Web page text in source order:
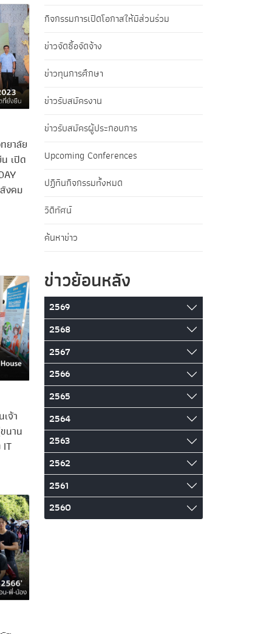
ยาลัย
เปิด
งคม
จ้า
นาน
IT
กิจกรรมการเปิดโอกาสให้มีส่วนร่วม
ข่าวจัดซื้อจัดจ้าง
ข่าวทุนการศึกษา
ข่าวรับสมัครงาน
ข่าวรับสมัครผู้ประกอบการ
Upcoming Conferences
ปฏิทินกิจกรรมทั้งหมด
วิดีทัศน์
ค้นหาข่าว
ข่าวย้อนหลัง
2569
2568
2567
2566
2565
2564
2563
2562
2561
2560